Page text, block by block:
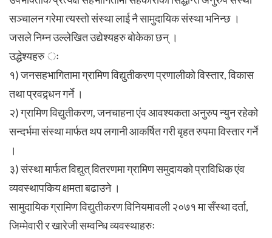
सञ्चालन गरेमा त्यस्तो संस्था लाई नै सामुदायिक संस्था भनिन्छ ।
जसले निम्न उल्लेखित उद्येश्यहरु बोकेका छन् ।
उद्धेश्यहरु ः
१) जनसहभागितामा ग्रामिण विद्युुतीकरण प्रणालीको विस्तार, विकास
तथा प्रवद्र्धन गर्ने ।
२) ग्रामिण विद्युतीकरण, जनचाहना एंव आवश्यकता अनुरुप न्युन रहेको
सन्दर्भमा संस्था मार्फत थप लगानी आकर्षित गरी बृहत रुपमा विस्तार गर्ने
।
३) संस्था मार्फत विद्युत् वितरणमा ग्रामिण समुदायको प्राविधिक एंव
व्यवस्थापकिय क्षमता बढाउने ।
सामुदायिक ग्रामिण विद्युतीकरण विनियमावली २०७१ मा सँस्था दर्ता,
जिम्मेवारी र खारेजी सम्वन्धि व्यवस्थाहरुः